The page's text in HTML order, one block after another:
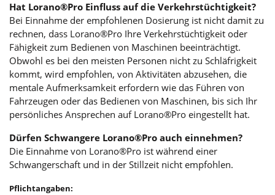
Hat Lorano®Pro Einfluss auf die Verkehrstüchtigkeit?
Bei Einnahme der empfohlenen Dosierung ist nicht damit zu
rechnen, dass Lorano®Pro Ihre Verkehrstüchtigkeit oder
Fähigkeit zum Bedienen von Maschinen beeinträchtigt.
Obwohl es bei den meisten Personen nicht zu Schläfrigkeit
kommt, wird empfohlen, von Aktivitäten abzusehen, die
mentale Aufmerksamkeit erfordern wie das Führen von
Fahrzeugen oder das Bedienen von Maschinen, bis sich Ihr
persönliches Ansprechen auf Lorano®Pro eingestellt hat.
Dürfen Schwangere Lorano®Pro auch einnehmen?
Die Einnahme von Lorano®Pro ist während einer
Schwangerschaft und in der Stillzeit nicht empfohlen.
Pflichtangaben: